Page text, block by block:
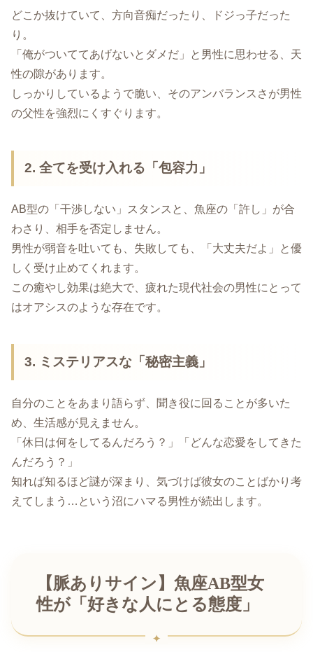
どこか抜けていて、方向音痴だったり、ドジっ子だった
り。
「俺がついててあげないとダメだ」と男性に思わせる、天
性の隙があります。
しっかりしているようで脆い、そのアンバランスさが男性
の父性を強烈にくすぐります。
2. 全てを受け入れる「包容力」
AB型の「干渉しない」スタンスと、魚座の「許し」が合
わさり、相手を否定しません。
男性が弱音を吐いても、失敗しても、「大丈夫だよ」と優
しく受け止めてくれます。
この癒やし効果は絶大で、疲れた現代社会の男性にとって
はオアシスのような存在です。
3. ミステリアスな「秘密主義」
自分のことをあまり語らず、聞き役に回ることが多いた
め、生活感が見えません。
「休日は何をしてるんだろう？」「どんな恋愛をしてきた
んだろう？」
知れば知るほど謎が深まり、気づけば彼女のことばかり考
えてしまう…という沼にハマる男性が続出します。
【脈ありサイン】魚座AB型女
性が「好きな人にとる態度」